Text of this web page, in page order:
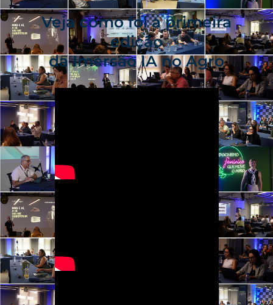
Veja como foi a primeira
edição
da Imersão IA no Agro